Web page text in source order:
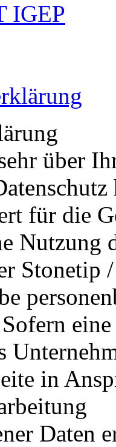
IGEP
über
für die
Nutzung
Stonetip
in
Daten